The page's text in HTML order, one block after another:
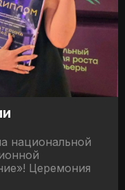
национальной
Церемония